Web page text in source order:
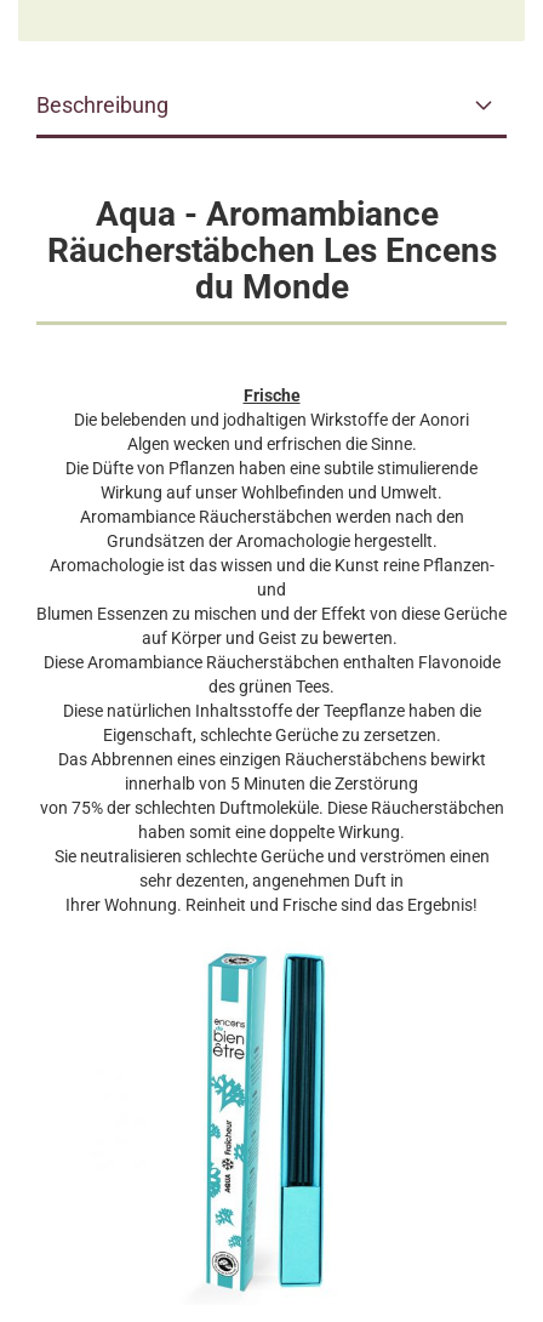
Beschreibung
Aqua - Aromambiance
Räucherstäbchen Les Encens
du Monde
Frische
Die belebenden und jodhaltigen Wirkstoffe der Aonori
Algen wecken und erfrischen die Sinne.
Die Düfte von Pflanzen haben eine subtile stimulierende
Wirkung auf unser Wohlbefinden und Umwelt.
Aromambiance Räucherstäbchen werden nach den
Grundsätzen der Aromachologie hergestellt.
Aromachologie ist das wissen und die Kunst reine Pflanzen-
und
Blumen Essenzen zu mischen und der Effekt von diese Gerüche
auf Körper und Geist zu bewerten.
Diese Aromambiance Räucherstäbchen enthalten Flavonoide
des grünen Tees.
Diese natürlichen Inhaltsstoffe der Teepflanze haben die
Eigenschaft, schlechte Gerüche zu zersetzen.
Das Abbrennen eines einzigen Räucherstäbchens bewirkt
innerhalb von 5 Minuten die Zerstörung
von 75% der schlechten Duftmoleküle. Diese Räucherstäbchen
haben somit eine doppelte Wirkung.
Sie neutralisieren schlechte Gerüche und verströmen einen
sehr dezenten, angenehmen Duft in
Ihrer Wohnung. Reinheit und Frische sind das Ergebnis!